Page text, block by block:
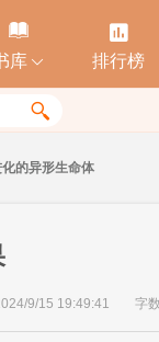

库 

排行榜

化的异形生命体
9/15 19:49:41 字